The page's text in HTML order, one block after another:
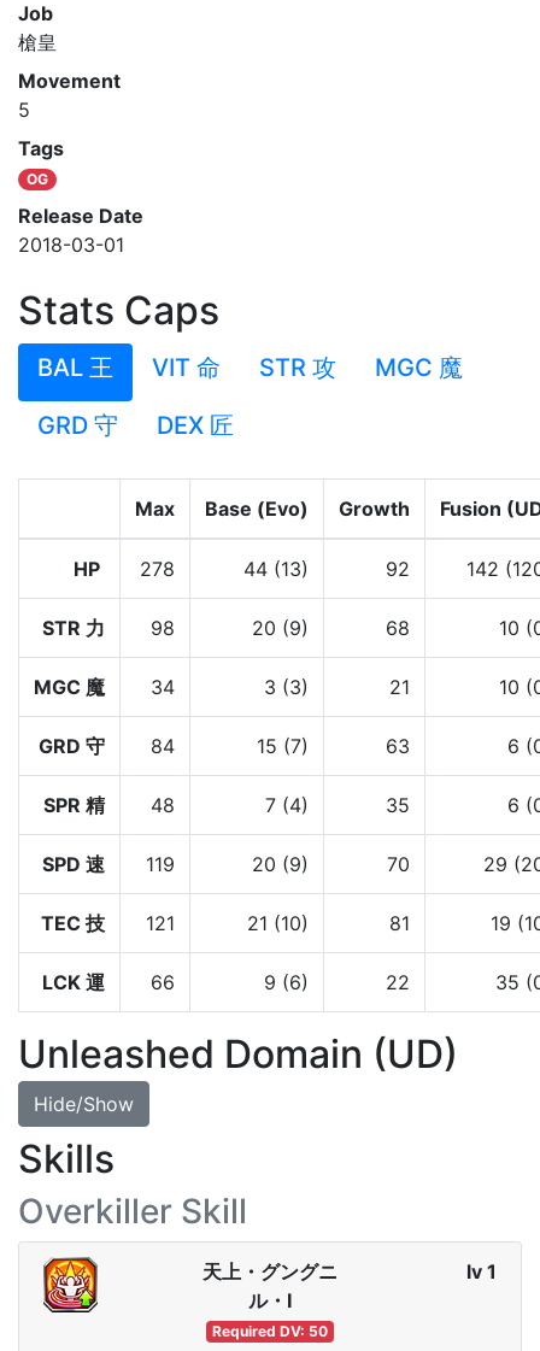
Job
槍皇
Movement
5
Tags
OG
Release Date
2018-03-01
Stats Caps
BAL 王 VIT 命 STR 攻
MGC 魔
GRD 守
DEX 匠
Max Base (Evo) Growth Fusion
HP 278 44 (13) 92 142
STR 力 98 20 (9) 68 10
MGC 魔 34 3 (3) 21 10
GRD 守 84 15 (7) 63 6
SPR 精 48 7 (4) 35 6
SPD 速 119 20 (9) 70 29
TEC 技 121 21 (10) 81 19
LCK 運 66 9 (6) 22 35
Unleashed Domain (UD)
Hide/Show
Skills
Overkiller Skill
天上・グングニ
ル・Ⅰ
Required DV: 50
lv 1